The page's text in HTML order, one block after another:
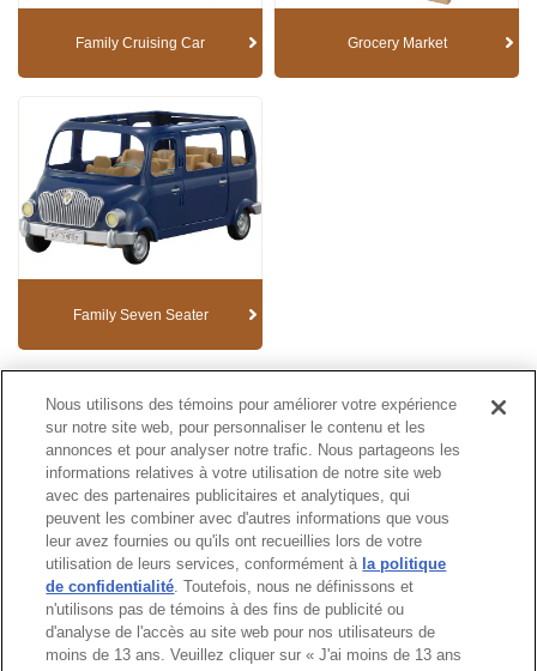
Family Cruising Car Grocery Market
Family Seven Seater
Catalogue
Haut de page
Nous utilisons des témoins pour améliorer votre expérience
sur notre site web, pour personnaliser le contenu et les
annonces et pour analyser notre trafic. Nous partageons les
informations relatives à votre utilisation de notre site web
avec des partenaires publicitaires et analytiques, qui
peuvent les combiner avec d'autres informations que vous
leur avez fournies ou qu'ils ont recueillies lors de votre
utilisation de leurs services, conformément à la politique
de confidentialité. Toutefois, nous ne définissons et
n'utilisons pas de témoins à des fins de publicité ou
d'analyse de l'accès au site web pour nos utilisateurs de
moins de 13 ans. Veuillez cliquer sur « J'ai moins de 13 ans